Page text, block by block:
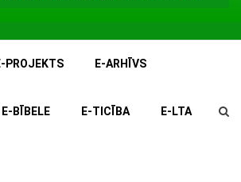
PROJEKTS E-ARHĪVS
E-BĪBELE E-TICĪBA E-LTA